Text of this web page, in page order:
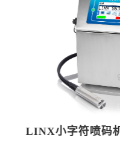
喷码机9800
查看详情